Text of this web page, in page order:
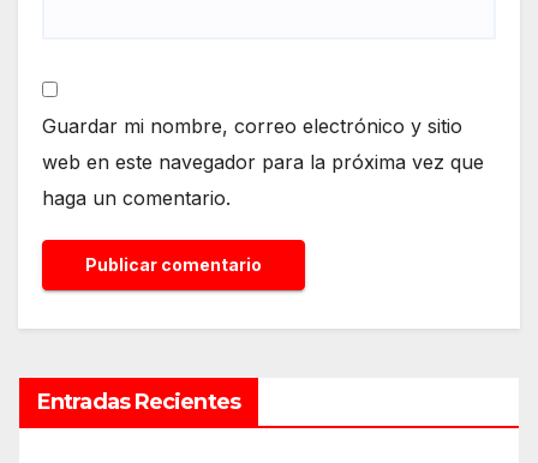
Guardar mi nombre, correo electrónico y sitio
web en este navegador para la próxima vez que
haga un comentario.
Entradas Recientes